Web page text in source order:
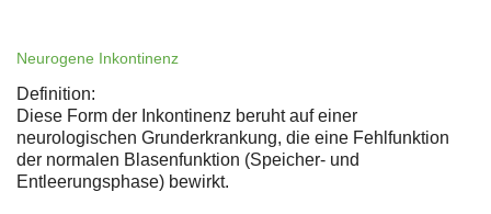
Neurogene Inkontinenz
Definition:
Diese Form der Inkontinenz beruht auf einer
neurologischen Grunderkrankung, die eine Fehlfunktion
der normalen Blasenfunktion (Speicher- und
Entleerungsphase) bewirkt.